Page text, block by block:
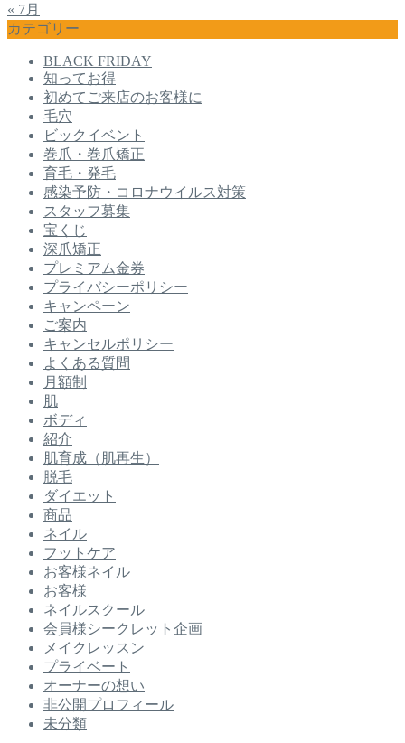
« 7月
カテゴリー
BLACK FRIDAY
知ってお得
初めてご来店のお客様に
毛穴
ビックイベント
巻爪・巻爪矯正
育毛・発毛
感染予防・コロナウイルス対策
スタッフ募集
宝くじ
深爪矯正
プレミアム金券
プライバシーポリシー
キャンペーン
ご案内
キャンセルポリシー
よくある質問
月額制
肌
ボディ
紹介
肌育成（肌再生）
脱毛
ダイエット
商品
ネイル
フットケア
お客様ネイル
お客様
ネイルスクール
会員様シークレット企画
メイクレッスン
プライベート
オーナーの想い
非公開プロフィール
未分類